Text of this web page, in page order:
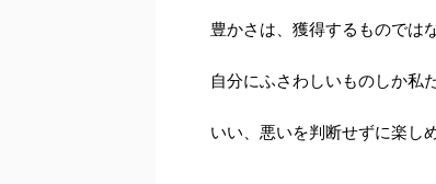
豊かさは、獲得するものでは
自分にふさわしいものしか私
いい、悪いを判断せずに楽し